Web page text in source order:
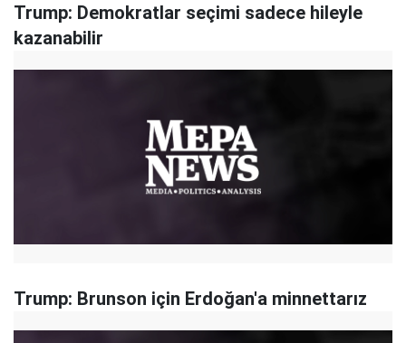
Trump: Demokratlar seçimi sadece hileyle
kazanabilir
Trump: Brunson için Erdoğan'a minnettarız